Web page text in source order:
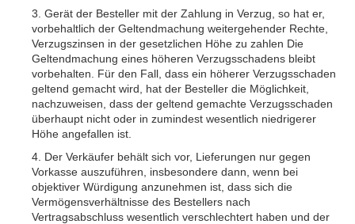
3. Gerät der Besteller mit der Zahlung in Verzug, so hat er,
vorbehaltlich der Geltendmachung weitergehender Rechte,
Verzugszinsen in der gesetzlichen Höhe zu zahlen Die
Geltendmachung eines höheren Verzugsschadens bleibt
vorbehalten. Für den Fall, dass ein höherer Verzugsschaden
geltend gemacht wird, hat der Besteller die Möglichkeit,
nachzuweisen, dass der geltend gemachte Verzugsschaden
überhaupt nicht oder in zumindest wesentlich niedrigerer
Höhe angefallen ist.
4. Der Verkäufer behält sich vor, Lieferungen nur gegen
Vorkasse auszuführen, insbesondere dann, wenn bei
objektiver Würdigung anzunehmen ist, dass sich die
Vermögensverhältnisse des Bestellers nach
Vertragsabschluss wesentlich verschlechtert haben und der